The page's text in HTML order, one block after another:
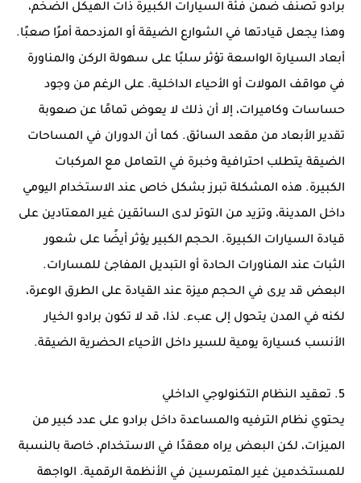
برادو تُصنف ضمن فئة السيارات الكبيرة ذات الهيكل الضخم،
وهذا يجعل قيادتها في الشوارع الضيقة أو المزدحمة أمرًا صعبًا.
أبعاد السيارة الواسعة تؤثر سلبًا على سهولة الركن والمناورة
في مواقف المولات أو الأحياء الداخلية. على الرغم من وجود
حساسات وكاميرات، إلا أن ذلك لا يعوض تمامًا عن صعوبة
تقدير الأبعاد من مقعد السائق. كما أن الدوران في المساحات
الضيقة يتطلب احترافية وخبرة في التعامل مع المركبات
الكبيرة. هذه المشكلة تبرز بشكل خاص عند الاستخدام اليومي
داخل المدينة، وتزيد من التوتر لدى السائقين غير المعتادين على
قيادة السيارات الكبيرة. الحجم الكبير يؤثر أيضًا على شعور
الثبات عند المناورات الحادة أو التبديل المفاجئ للمسارات.
البعض قد يرى في الحجم ميزة عند القيادة على الطرق الوعرة،
لكنه في المدن يتحول إلى عبء. لذا، قد لا تكون برادو الخيار
الأنسب كسيارة يومية للسير داخل الأحياء الحضرية الضيقة.
5. تعقيد النظام التكنولوجي الداخلي
يحتوي نظام الترفيه والمساعدة داخل برادو على عدد كبير من
الميزات، لكن البعض يراه معقدًا في الاستخدام، خاصة بالنسبة
للمستخدمين غير المتمرسين في الأنظمة الرقمية. الواجهة